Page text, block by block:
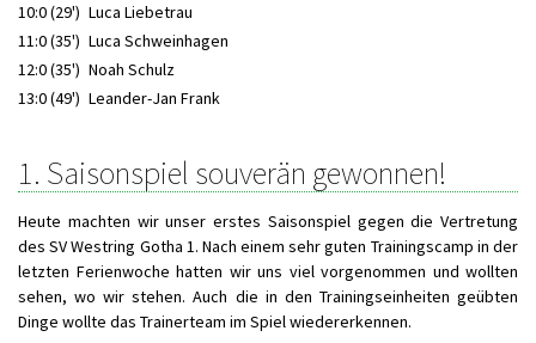
10:0 (29') Luca Liebetrau
11:0 (35') Luca Schweinhagen
12:0 (35') Noah Schulz
13:0 (49') Leander-Jan Frank
1. Saisonspiel souverän gewonnen!
Heute machten wir unser erstes Saisonspiel gegen die Vertretung
des SV Westring Gotha 1. Nach einem sehr guten Trainingscamp in der
letzten Ferienwoche hatten wir uns viel vorgenommen und wollten
sehen, wo wir stehen. Auch die in den Trainingseinheiten geübten
Dinge wollte das Trainerteam im Spiel wiedererkennen.